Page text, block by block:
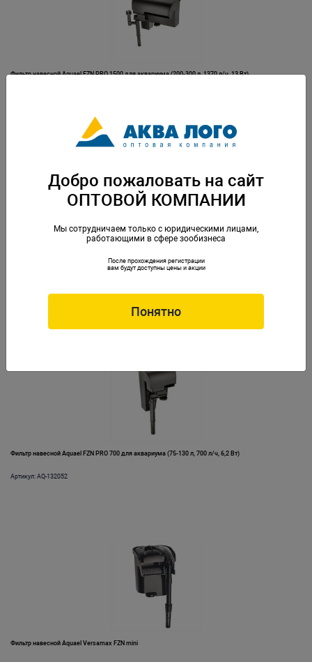
Фильтр навесной Aquael FZN PRO 1500 для аквариума (200-300 л, 1370 л/ч, 13 Вт)
Фильтр навесной Aquael FZN PRO 400 для аквариума (10-75 л, 320 л/ч, 4,2 Вт)
Фильтр навесной Aquael FZN PRO 700 для аквариума (75-130 л, 700 л/ч, 6,2 Вт)
Артикул: AQ-132052
Фильтр навесной Aquael Versamax FZN mini
Добро пожаловать на сайт
ОПТОВОЙ КОМПАНИИ
Мы сотрудничаем только с юридическими лицами,
работающими в сфере зообизнеса
После прохождения регистрации
вам будут доступны цены и акции
Понятно